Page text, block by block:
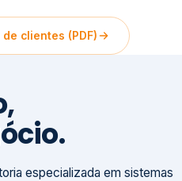
clientes (PDF)
especializada em sistemas